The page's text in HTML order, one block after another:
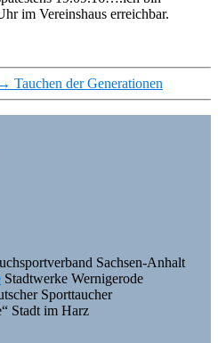
im Vereinshaus erreichbar.
→ Tauchen der Generationen
Sachsen-Anhalt
Stadtwerke Wernigerode
Sporttaucher
Stadt im Harz